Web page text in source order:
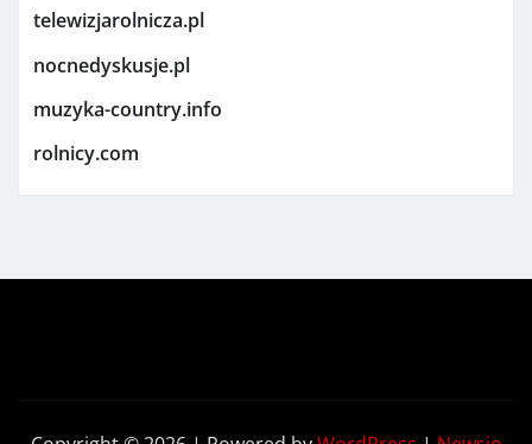
telewizjarolnicza.pl
nocnedyskusje.pl
muzyka-country.info
rolnicy.com